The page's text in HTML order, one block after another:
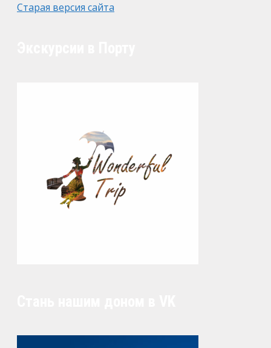
Старая версия сайта